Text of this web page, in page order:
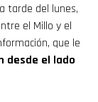
tarde del lunes,
el Millo y el
que le
desde el lado